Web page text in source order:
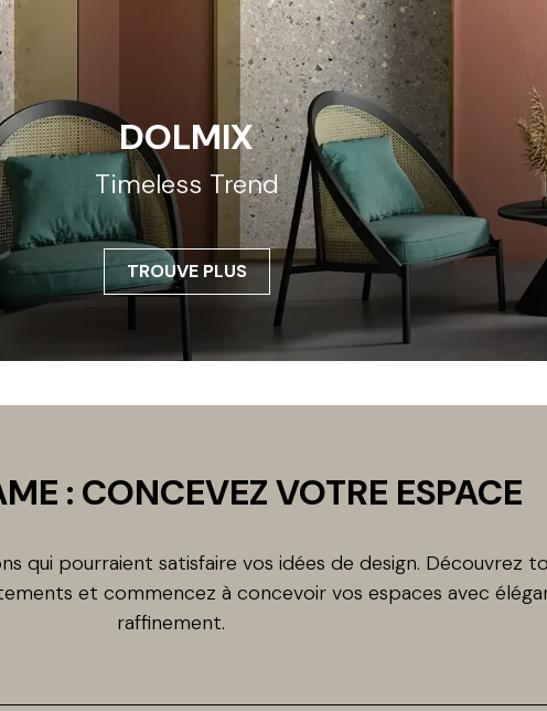
DOLMIX
Timeless Trend
TROUVE PLUS
: CONCEVEZ VOTRE ESPACE
qui pourraient satisfaire vos idées de design. Découvrez
et commencez à concevoir vos espaces avec
raffinement.